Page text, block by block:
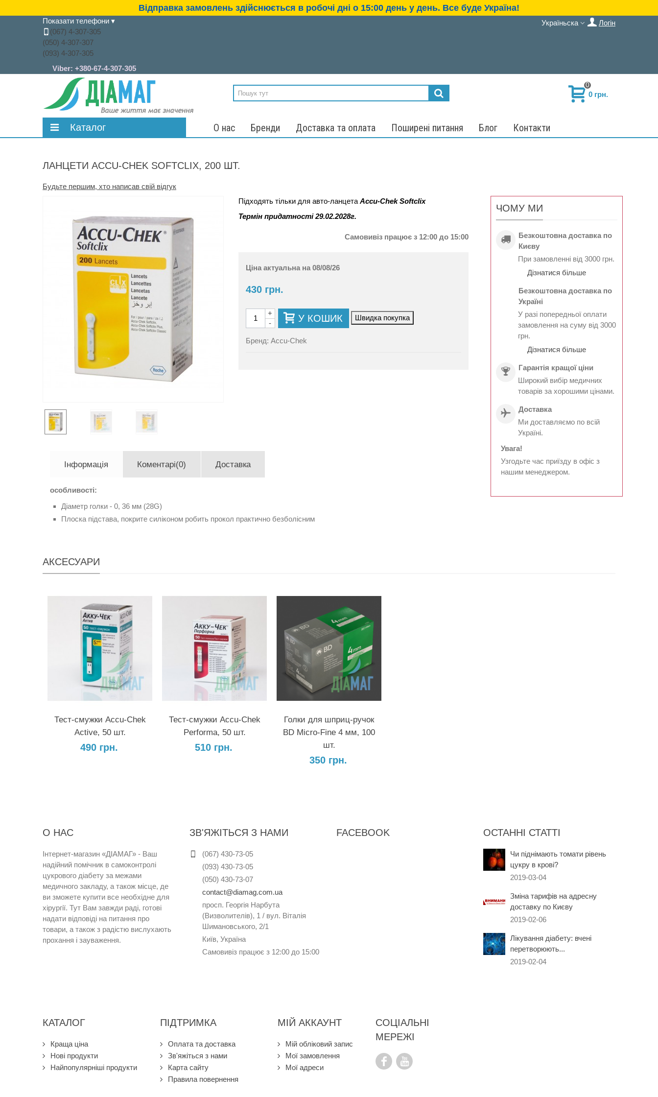
Відправка замовлень здійснюється в робочі дні о 15:00 день у день. Все буде Україна!
Показати телефони ▾
(067) 4-307-305
(050) 4-307-307
(093) 4-307-305
Viber: +380-67-4-307-305
Логін
Україньска
0
0 грн.
Каталог
Тест-смужки
Ланцети та автопрокаливателі
Контактні лінзи
Катетери
Експрес-тести
О нас Бренди Доставка та оплата Поширені питання Блог Контакти
ЛАНЦЕТИ ACCU-CHEK SOFTCLIX, 200 ШТ.
Будьте першим, хто написав свій відгук
Підходять тільки для авто-ланцета Accu-Chek Softclix
Термін придатності 29.02.2028г.
Самовивіз працює з 12:00 до 15:00
Ціна актуальна на 08/08/26
430 грн.
-
+ У КОШИК Швидка покупка
Бренд: Accu-Chek
ЧОМУ МИ
Безкоштовна доставка по
Києву
При замовленні від 3000 грн.
Дізнатися більше
Безкоштовна доставка по
Україні
У разі попередньої оплати
замовлення на суму від 3000
грн.
Дізнатися більше
Гарантія кращої ціни
Широкий вибір медичних
товарів за хорошими цінами.
Доставка
Ми доставляємо по всій
Україні.
Увага!
Узгодьте час приїзду в офіс з
нашим менеджером.
Інформація Коментарі(0) Доставка
особливості:
Діаметр голки - 0, 36 мм (28G)
Плоска підстава, покрите силіконом робить прокол практично безболісним
АКСЕСУАРИ
У Кошик
Тест-смужки Accu-Chek
Active, 50 шт.
490 грн.
У Кошик
Тест-смужки Accu-Chek
Performa, 50 шт.
510 грн.
У Кошик
Голки для шприц-ручок
BD Micro-Fine 4 мм, 100
шт.
350 грн.
О НАС
Інтернет-магазин «ДІАМАГ» - Ваш
надійний помічник в самоконтролі
цукрового діабету за межами
медичного закладу, а також місце, де
ви зможете купити все необхідне для
хірургії. Тут Вам завжди раді, готові
надати відповіді на питання про
товари, а також з радістю вислухають
прохання і зауваження.
ЗВ'ЯЖІТЬСЯ З НАМИ
(067) 430-73-05
(093) 430-73-05
(050) 430-73-07
contact@diamag.com.ua
просп. Георгія Нарбута
(Визволителів), 1 / вул. Віталія
Шимановського, 2/1
Київ, Україна
Самовивіз працює з 12:00 до 15:00
FACEBOOK ОСТАННІ СТАТТІ
Чи піднімають томати рівень
цукру в крові?
2019-03-04
Зміна тарифів на адресну
доставку по Києву
2019-02-06
Лікування діабету: вчені
перетворюють...
2019-02-04
КАТАЛОГ
Краща ціна
Нові продукти
Найпопулярніші продукти
ПІДТРИМКА
Оплата та доставка
Зв'яжіться з нами
Карта сайту
Правила повернення
МІЙ АККАУНТ
Мій обліковий запис
Мої замовлення
Мої адреси
СОЦІАЛЬНІ
МЕРЕЖІ